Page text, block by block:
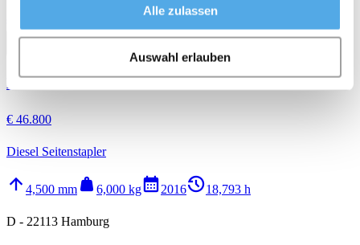
Alle zulassen
Auswahl erlauben
call email favorite_border
Baumann GX 60L/12/45ST UK
€ 46.800
Diesel Seitenstapler
arrow_upward 4,500 mm weight 6,000 kgcalendar_month2016history_218,793 h
D - 22113 Hamburg